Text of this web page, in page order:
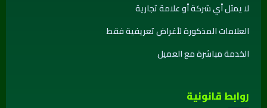
لا يمثل أي شركة أو علامة تجارية
العلامات المذكورة لأغراض تعريفية فقط
الخدمة مباشرة مع العميل
روابط قانونية